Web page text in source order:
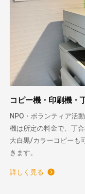
コピー機・印刷機・
NPO・ボランティア活
機は所定の料金で、丁
大白黒/カラーコピーも
きます。
詳しく見る